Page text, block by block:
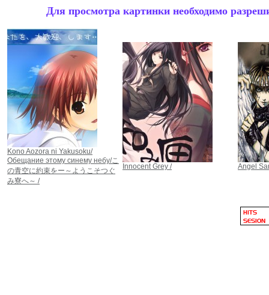
Для просмотра картинки необходимо
Kono Aozora ni Yakusoku/
Обещание этому синему небу/こ
の青空に約束をー～ようこそつぐ
み寮へ～ /
Innocent Grey / Angel